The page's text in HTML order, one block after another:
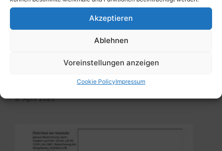
Akzeptieren
Ablehnen
Voreinstellungen anzeigen
Cookie PolicyImpressum
BürgerInneninformation – Gemeinsam
9. April 2025
Meldung_Heizstelle_Brauchtumsfeuer.pdf